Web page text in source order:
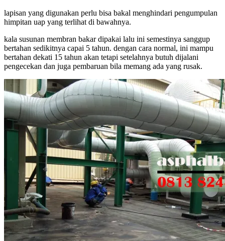
lapisan yang digunakan perlu bisa bakal menghindari pengumpulan
himpitan uap yang terlihat di bawahnya.
kala susunan membran bakar dipakai lalu ini semestinya sanggup
bertahan sedikitnya capai 5 tahun. dengan cara normal, ini mampu
bertahan dekati 15 tahun akan tetapi setelahnya butuh dijalani
pengecekan dan juga pembaruan bila memang ada yang rusak.